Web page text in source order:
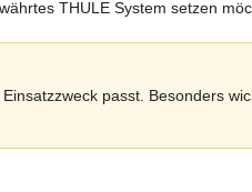
THULE System setzen
passt. Besonders